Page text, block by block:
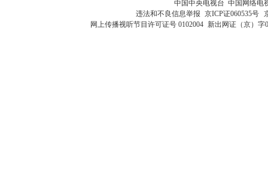
中国中央电视台 中国网络电
违法和不良信息举报 京ICP证060535号
网上传播视听节目许可证号 0102004 新出网证（京）